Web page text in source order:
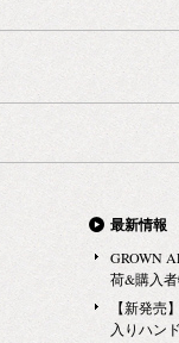
ル・ハンドク
リペア クリ
洗顔料) 3.ブ
らに！
購入の方に
配合し、肌
ませんが、
手指消毒にご
い日々。 不
ちな手肌の毎
BIOTOPE
5月11日週
より再入荷
ージURLよ
最新情報
GROWN
荷&購入
【新発売
入りハン